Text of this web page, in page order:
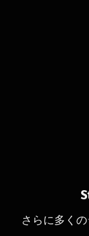
さらに多く